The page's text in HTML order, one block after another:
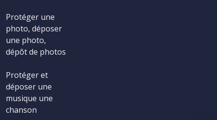
Protéger une
photo, déposer
une photo,
dépôt de photos
Protéger et
déposer une
musique une
chanson